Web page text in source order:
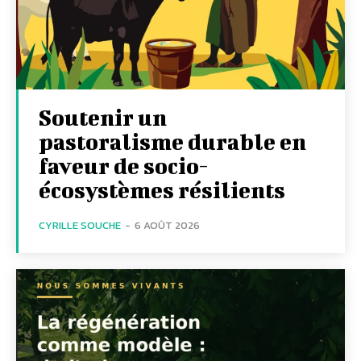
Soutenir un
pastoralisme durable en
faveur de socio-
écosystèmes résilients
CYRILLE SOUCHE - 6 AOÛT 2026